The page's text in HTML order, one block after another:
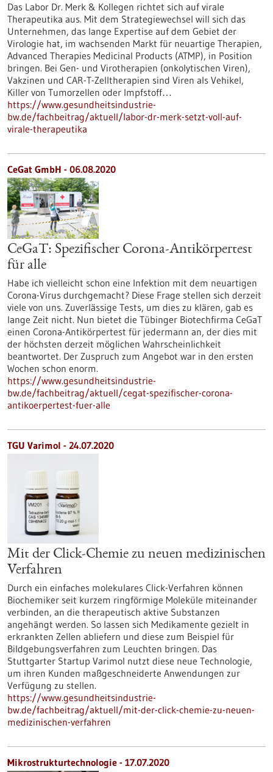
Das Labor Dr. Merk & Kollegen richtet sich auf virale
Therapeutika aus. Mit dem Strategiewechsel will sich das
Unternehmen, das lange Expertise auf dem Gebiet der
Virologie hat, im wachsenden Markt für neuartige Therapien,
Advanced Therapies Medicinal Products (ATMP), in Position
bringen. Bei Gen- und Virotherapien (onkolytischen Viren),
Vakzinen und CAR-T-Zelltherapien sind Viren als Vehikel,
Killer von Tumorzellen oder Impfstoff…
https://www.gesundheitsindustrie-
bw.de/fachbeitrag/aktuell/labor-dr-merk-setzt-voll-auf-
virale-therapeutika
CeGat GmbH - 06.08.2020
CeGaT: Spezifischer Corona-Antikörpertest
für alle
Habe ich vielleicht schon eine Infektion mit dem neuartigen
Corona-Virus durchgemacht? Diese Frage stellen sich derzeit
viele von uns. Zuverlässige Tests, um dies zu klären, gab es
lange Zeit nicht. Nun bietet die Tübinger Biotechfirma CeGaT
einen Corona-Antikörpertest für jedermann an, der dies mit
der höchsten derzeit möglichen Wahrscheinlichkeit
beantwortet. Der Zuspruch zum Angebot war in den ersten
Wochen schon enorm.
https://www.gesundheitsindustrie-
bw.de/fachbeitrag/aktuell/cegat-spezifischer-corona-
antikoerpertest-fuer-alle
TGU Varimol - 24.07.2020
Mit der Click-Chemie zu neuen medizinischen
Verfahren
Durch ein einfaches molekulares Click-Verfahren können
Biochemiker seit kurzem ringförmige Moleküle miteinander
verbinden, an die therapeutisch aktive Substanzen
angehängt werden. So lassen sich Medikamente gezielt in
erkrankten Zellen abliefern und diese zum Beispiel für
Bildgebungsverfahren zum Leuchten bringen. Das
Stuttgarter Startup Varimol nutzt diese neue Technologie,
um ihren Kunden maßgeschneiderte Anwendungen zur
Verfügung zu stellen.
https://www.gesundheitsindustrie-
bw.de/fachbeitrag/aktuell/mit-der-click-chemie-zu-neuen-
medizinischen-verfahren
Mikrostrukturtechnologie - 17.07.2020